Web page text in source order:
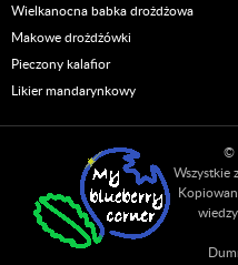
Wielkanocna babka drożdżowa
Makowe drożdżówki
Pieczony kalafior
Likier mandarynkowy
©
Wszystkie